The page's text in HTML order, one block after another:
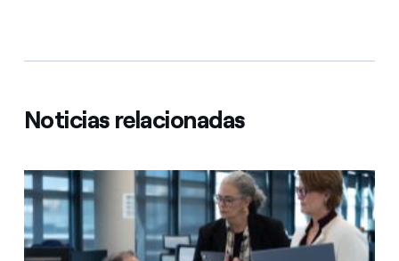
Noticias relacionadas